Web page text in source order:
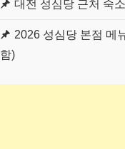
대전 성심당 근처 숙
2026 성심당 본점 메
함)